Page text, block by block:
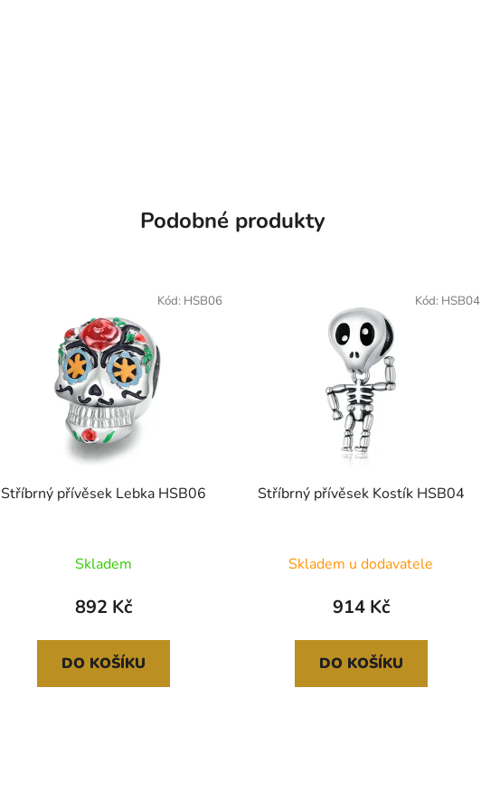
Podobné produkty
Stříbrný přívěsek Lebka HSB06
Skladem
892 Kč
DO KOŠÍKU
Kód: HSB06
Stříbrný přívěsek Kostík HSB04
Skladem u dodavatele
914 Kč
DO KOŠÍKU
Kód: HSB04